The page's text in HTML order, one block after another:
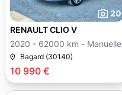
20
10 990 €
RENAULT CLIO V
2020 - 62000 km - Manuelle
Bagard (30140)